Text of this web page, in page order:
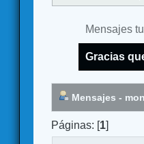
Mensajes
Gracias
Mensajes -
Páginas: [1]